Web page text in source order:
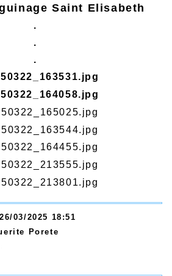
Saint Elisabeth
.
.
.
26/03/2025 18:51
Porete